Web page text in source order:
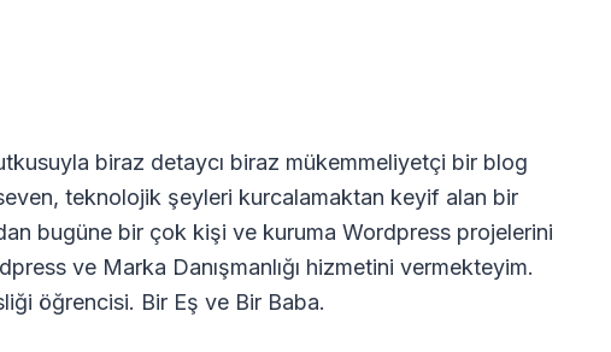
biraz detaycı biraz mükemmeliyetçi bir blog
teknolojik şeyleri kurcalamaktan keyif alan bir
bugüne bir çok kişi ve kuruma Wordpress projelerini
ve Marka Danışmanlığı hizmetini vermekteyim.
öğrencisi. Bir Eş ve Bir Baba.